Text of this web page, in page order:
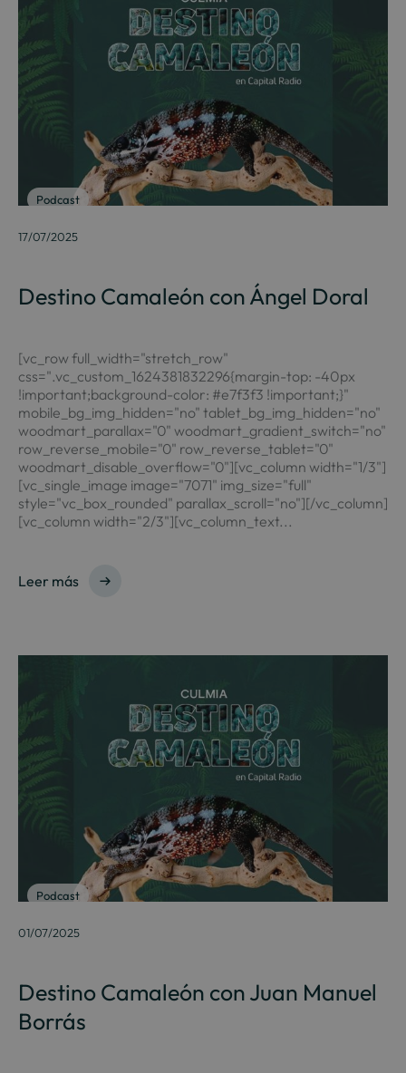
Podcast
17/07/2025
Destino Camaleón con Ángel Doral
[vc_row full_width="stretch_row"
css=".vc_custom_1624381832296{margin-top: -40px
!important;background-color: #e7f3f3 !important;}"
mobile_bg_img_hidden="no" tablet_bg_img_hidden="no"
woodmart_parallax="0" woodmart_gradient_switch="no"
row_reverse_mobile="0" row_reverse_tablet="0"
woodmart_disable_overflow="0"][vc_column width="1/3"]
[vc_single_image image="7071" img_size="full"
style="vc_box_rounded" parallax_scroll="no"][/vc_column]
[vc_column width="2/3"][vc_column_text...
Leer más
Podcast
01/07/2025
Destino Camaleón con Juan Manuel
Borrás